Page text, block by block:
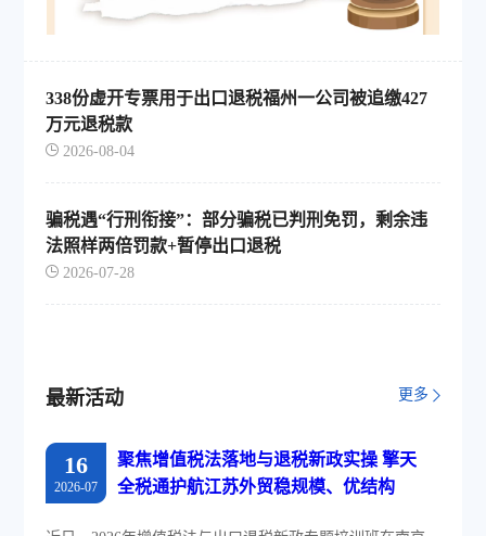
338份虚开专票用于出口退税福州一公司被追缴427
万元退税款
2026-08-04
骗税遇“行刑衔接”：部分骗税已判刑免罚，剩余违
法照样两倍罚款+暂停出口退税
2026-07-28
最新活动 更多
16
2026-07
聚焦增值税法落地与退税新政实操 擎天
全税通护航江苏外贸稳规模、优结构